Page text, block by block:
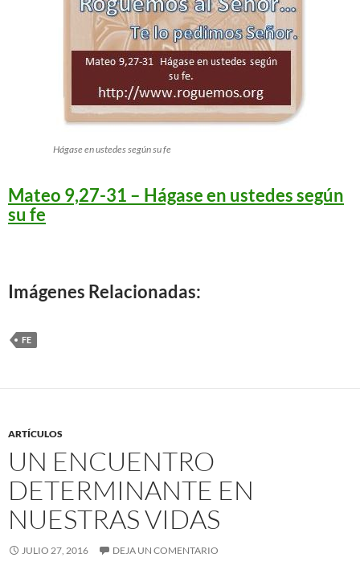
Hágase en ustedes según su fe
Mateo 9,27-31 – Hágase en ustedes según
su fe
Imágenes Relacionadas:
FE
ARTÍCULOS
UN ENCUENTRO
DETERMINANTE EN
NUESTRAS VIDAS
JULIO 27, 2016 DEJA UN COMENTARIO